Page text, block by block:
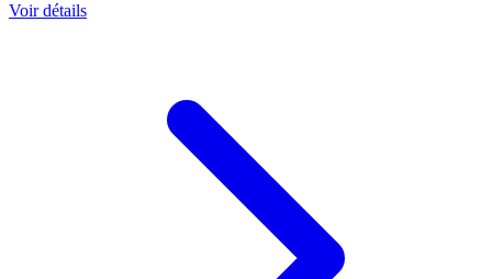
Voir détails